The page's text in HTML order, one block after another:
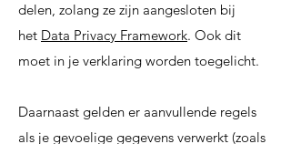
delen, zolang ze zijn aangesloten bij
het Data Privacy Framework. Ook dit
moet in je verklaring worden toegelicht.
Daarnaast gelden er aanvullende regels
als je gevoelige gegevens verwerkt (zoals